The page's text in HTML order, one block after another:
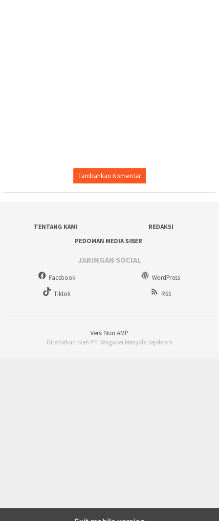
Tambahkan Komentar
TENTANG KAMI
REDAKSI
PEDOMAN MEDIA SIBER
JARINGAN SOCIAL
Facebook
WordPress
Tiktok
RSS
Versi Non AMP
Diterbitkan oleh PT. Wagadei Menyala Sejahtera